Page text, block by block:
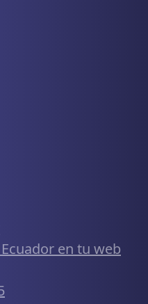
en tu web